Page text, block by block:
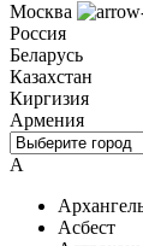
Москва
Россия
Беларусь
Казахстан
Киргизия
Армения
А
Асбест